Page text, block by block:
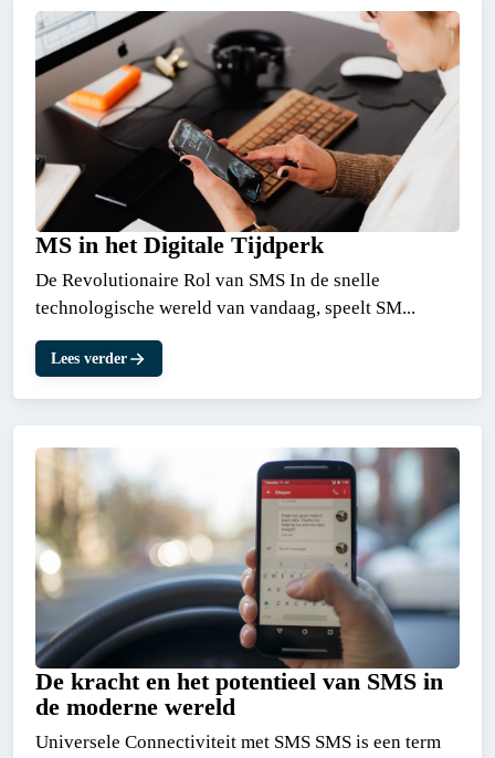
MS in het Digitale Tijdperk
De Revolutionaire Rol van SMS In de snelle
technologische wereld van vandaag, speelt SM...
Lees verder
De kracht en het potentieel van SMS in
de moderne wereld
Universele Connectiviteit met SMS SMS is een term